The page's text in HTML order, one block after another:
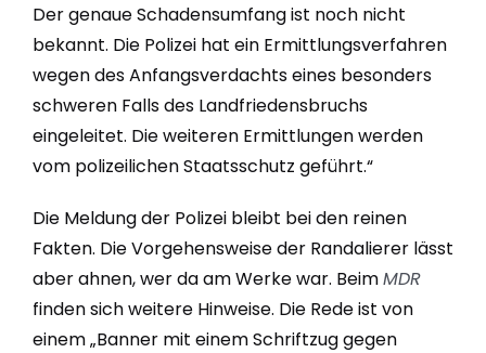
Der genaue Schadensumfang ist noch nicht
bekannt. Die Polizei hat ein Ermittlungsverfahren
wegen des Anfangsverdachts eines besonders
schweren Falls des Landfriedensbruchs
eingeleitet. Die weiteren Ermittlungen werden
vom polizeilichen Staatsschutz geführt.“
Die Meldung der Polizei bleibt bei den reinen
Fakten. Die Vorgehensweise der Randalierer lässt
aber ahnen, wer da am Werke war. BeimMDR
finden sich weitere Hinweise. Die Rede ist von
einem „Banner mit einem Schriftzug gegen